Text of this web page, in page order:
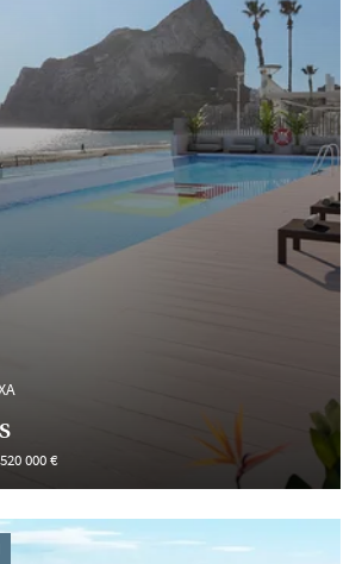
520 000 €